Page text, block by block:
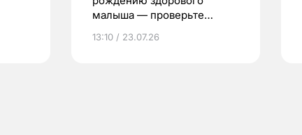
малыша — проверьте
по ОМС!
13:10 / 23.07.26